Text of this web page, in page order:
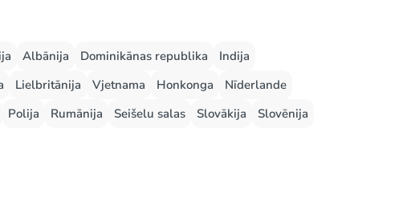
Albānija Dominikānas republika
Indija
Lielbritānija Vjetnama Honkonga
Nīderlande
Polija Rumānija Seišelu salas Slovākija
Slovēnija